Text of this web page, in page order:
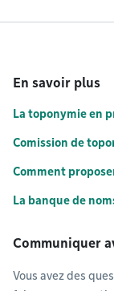
En savoir plus
La toponymie en
Comission de
Comment
La banque de
Communiquer
Vous avez des